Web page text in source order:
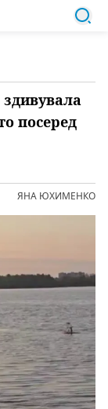
посеред
ЯНА ЮХИМЕНКО